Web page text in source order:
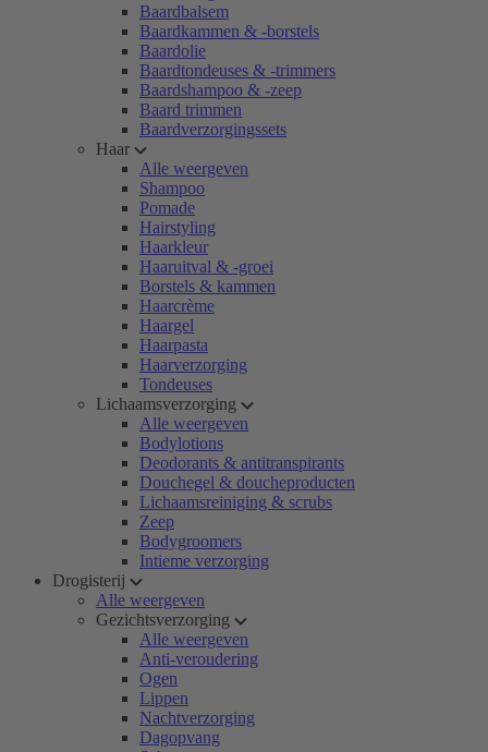
Baardbalsem
Baardkammen & -borstels
Baardolie
Baardtondeuses & -trimmers
Baardshampoo & -zeep
Baard trimmen
Baardverzorgingssets
Haar
Alle weergeven
Shampoo
Pomade
Hairstyling
Haarkleur
Haaruitval & -groei
Borstels & kammen
Haarcrème
Haargel
Haarpasta
Haarverzorging
Tondeuses
Lichaamsverzorging
Alle weergeven
Bodylotions
Deodorants & antitranspirants
Douchegel & doucheproducten
Lichaamsreiniging & scrubs
Zeep
Bodygroomers
Intieme verzorging
Drogisterij
Alle weergeven
Gezichtsverzorging
Alle weergeven
Anti-veroudering
Ogen
Lippen
Nachtverzorging
Dagopvang